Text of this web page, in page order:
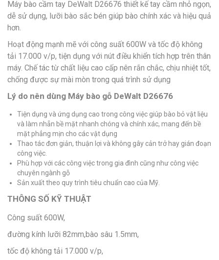
Máy bào cầm tay DeWalt D26676 thiết kế tay cầm nhỏ ngọn,
dễ sử dụng, lưỡi bào sắc bén giúp bào chính xác và hiệu quả
hơn.
Hoạt động mạnh mẽ với công suất 600W và tốc độ không
tải 17.000 v/p, tiện dụng với nút điều khiển tích hợp trên thân
máy. Chế tác từ chất liệu cao cấp nên rắn chắc, chịu nhiệt tốt,
chống được sự mài mòn trong quá trình sử dụng
Lý do nên dùng Máy bào gỗ DeWalt D26676
Tiện dụng và ứng dụng cao trong công việc giúp bào bỏ vật liệu
và làm nhẵn bề mặt nhanh chóng và chính xác, mang đến bề
mặt phẳng mịn cho các vật dụng
Thao tác đơn giản, thuận lợi và không gây cản trở hay gián đoạn
công việc.
Phù hợp với các công việc trong gia đình cũng như công việc
chuyên ngành gỗ
Sản xuất theo quy trình tiêu chuẩn cao của Mỹ.
THÔNG SỐ KỸ THUẬT
Công suất 600W,
đường kính lưỡi 82mm,bào sâu 1.5mm,
tốc độ không tải 17.000 v/p,